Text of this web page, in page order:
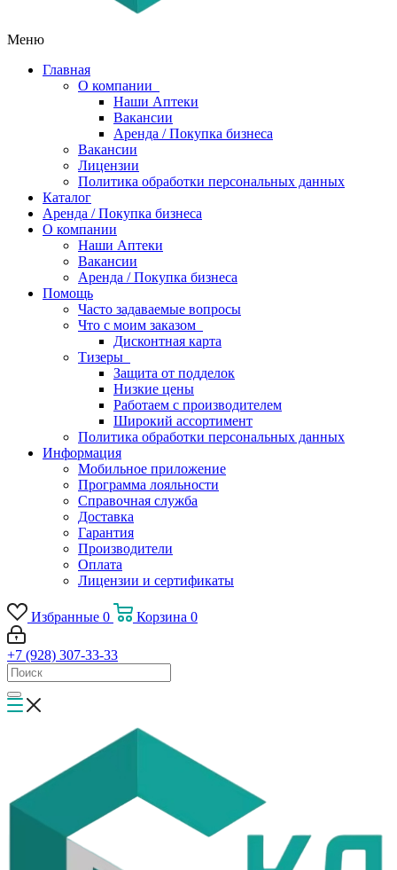
Меню
Главная
О компании
Наши Аптеки
Вакансии
Аренда / Покупка бизнеса
Вакансии
Лицензии
Политика обработки персональных данных
Каталог
Аренда / Покупка бизнеса
О компании
Наши Аптеки
Вакансии
Аренда / Покупка бизнеса
Помощь
Часто задаваемые вопросы
Что с моим заказом
Дисконтная карта
Тизеры
Защита от подделок
Низкие цены
Работаем с производителем
Широкий ассортимент
Политика обработки персональных данных
Информация
Мобильное приложение
Программа лояльности
Справочная служба
Доставка
Гарантия
Производители
Оплата
Лицензии и сертификаты
Избранные 0 Корзина 0
+7 (928) 307-33-33